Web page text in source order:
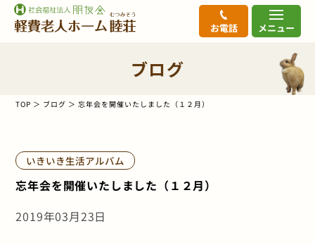
メニュー
お電話
ブログ
TOP ブログ 忘年会を開催いたしました（１２月）
いきいき生活アルバム
忘年会を開催いたしました（１２月）
2019年03月23日